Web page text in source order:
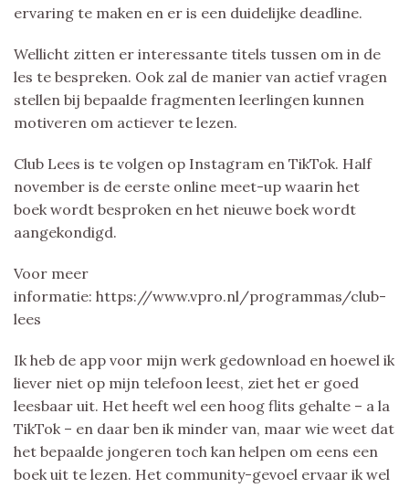
ervaring te maken en er is een duidelijke deadline.
Wellicht zitten er interessante titels tussen om in de
les te bespreken. Ook zal de manier van actief vragen
stellen bij bepaalde fragmenten leerlingen kunnen
motiveren om actiever te lezen.
Club Lees is te volgen op Instagram en TikTok. Half
november is de eerste online meet-up waarin het
boek wordt besproken en het nieuwe boek wordt
aangekondigd.
Voor meer
informatie: https://www.vpro.nl/programmas/club-
lees
Ik heb de app voor mijn werk gedownload en hoewel ik
liever niet op mijn telefoon leest, ziet het er goed
leesbaar uit. Het heeft wel een hoog flits gehalte – a la
TikTok – en daar ben ik minder van, maar wie weet dat
het bepaalde jongeren toch kan helpen om eens een
boek uit te lezen. Het community-gevoel ervaar ik wel